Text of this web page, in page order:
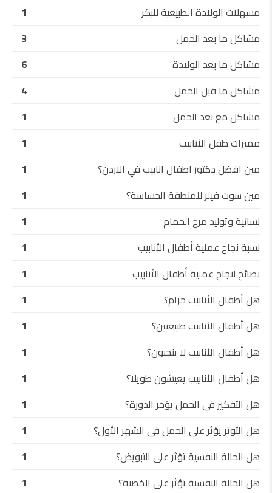
مسهلات الولادة الطبيعية للبكر
1
مشاكل ما بعد الحمل
3
مشاكل ما بعد الولادة
6
مشاكل ما قبل الحمل
4
مشاكل مع بعد الحمل
1
مميزات طفل الأنابيب
1
مين افضل دكتور اطفال انابيب في الاردن؟
1
مين سوت فيلر للمنطقة الحساسة؟
1
نسائية وتوليد مرج الحمام
1
نسبة نجاح عملية أطفال الأنابيب
1
نصائح لنجاح عملية أطفال الأنابيب
1
هل أطفال الأنابيب حرام؟
1
هل أطفال الأنابيب طبيعيين؟
1
هل أطفال الأنابيب لا ينجبون؟
1
هل أطفال الأنابيب يعيشون طويلا؟
1
هل التفكير في الحمل يؤخر الدورة؟
1
هل التوتر يؤثر على الحمل في الشهر الأول؟
1
هل الحالة النفسية تؤثر على التبويض؟
1
هل الحالة النفسية تؤثر على الخصية؟
1